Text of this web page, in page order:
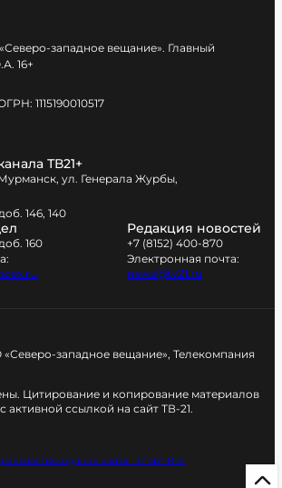
западное вещание». Главный
16+
1115190010517
ТВ21+
ул. Генерала Журбы,
146, 140
160
Редакция новостей
+7 (8152) 400-870
Электронная почта:
news@tv21.ru
западное вещание», Телекомпания
Цитирование и копирование материалов
активной ссылкой на сайт ТВ-21.
Создание сайта - Старт Икс